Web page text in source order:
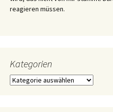
reagieren müssen.
Kategorien
Kategorien